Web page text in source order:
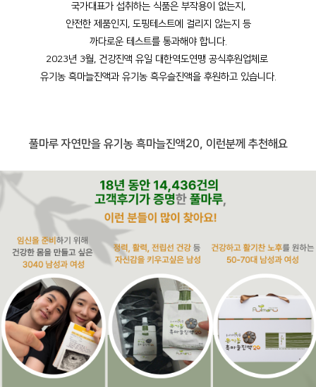
국가대표가 섭취하는 식품은 부작용이 없는지,
안전한 제품인지, 도핑테스트에 걸리지 않는지 등
까다로운 테스트를 통과해야 합니다.
2023년 3월, 건강진액 유일 대한역도연맹 공식후원업체로
유기농 흑마늘진액과 유기농 흑우슬진액을 후원하고 있습니다.
풀마루 자연만을 유기농 흑마늘진액20, 이런분께 추천해요